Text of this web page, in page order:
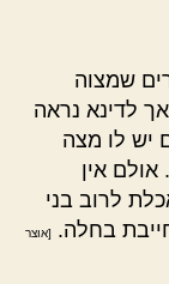
שמצוה
לדינא נראה
יש לו מצה
אין
לרוב בני
בחלה.
[אוצר